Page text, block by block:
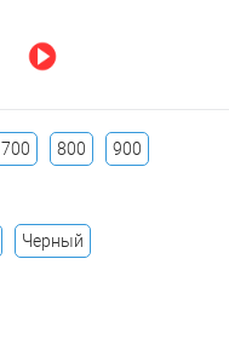
700 800 900
Черный